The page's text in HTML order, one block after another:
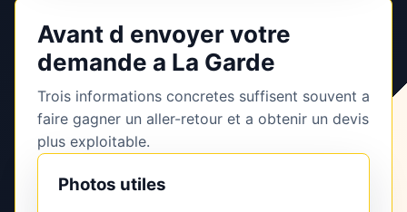
Avant d envoyer votre
demande a La Garde
Trois informations concretes suffisent souvent a
faire gagner un aller-retour et a obtenir un devis
plus exploitable.
Photos utiles